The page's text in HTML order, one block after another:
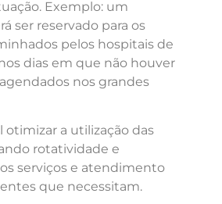
Exemplo: um
ser reservado para os
pelos hospitais de
dias em que não houver
nos grandes
otimizar a utilização das
rotatividade e
serviços e atendimento
que necessitam.